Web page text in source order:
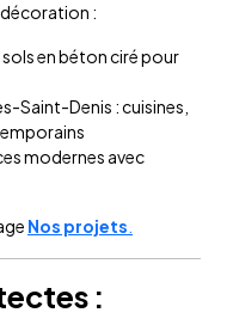
:
sols en béton ciré pour
Saint-Denis : cuisines,
modernes avec
Nos projets
: